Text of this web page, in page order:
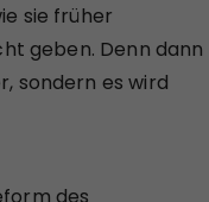
sie früher
geben. Denn dann
sondern es wird